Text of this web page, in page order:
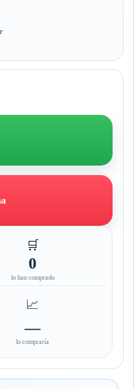
🛒
0
lo han comprado
📈
—
lo compraría